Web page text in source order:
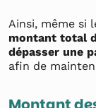
Ainsi, même si
montant total
dépasser une
afin de